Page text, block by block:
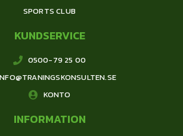
SPORTS CLUB
KUNDSERVICE
0500-79 25 00
KONTO
INFORMATION